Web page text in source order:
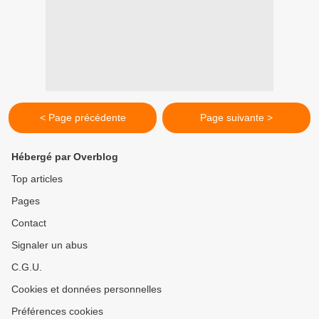
< Page précédente Page suivante >
Hébergé par Overblog
Top articles
Pages
Contact
Signaler un abus
C.G.U.
Cookies et données personnelles
Préférences cookies